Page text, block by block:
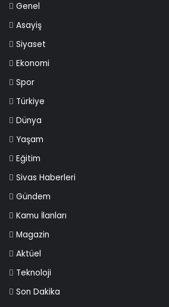
Genel
Asayiş
Siyaset
Ekonomi
Spor
Türkiye
Dünya
Yaşam
Eğitim
Sivas Haberleri
Gündem
Kamu İlanları
Magazin
Aktüel
Teknoloji
Son Dakika